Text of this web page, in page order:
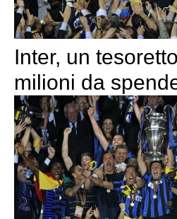
Inter, un
milioni da